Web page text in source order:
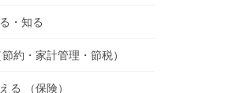
・知る
約・家計管理・節税）
る （保険）